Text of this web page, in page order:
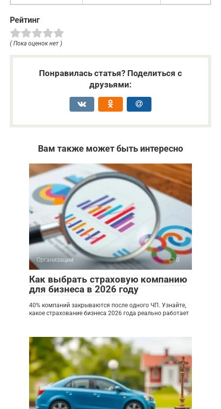
Рейтинг
( Пока оценок нет )
Понравилась статья? Поделиться с
друзьями:
Вам также может быть интересно
Организации 0
Как выбрать страховую компанию
для бизнеса в 2026 году
40% компаний закрываются после одного ЧП. Узнайте,
какое страхование бизнеса 2026 года реально работает